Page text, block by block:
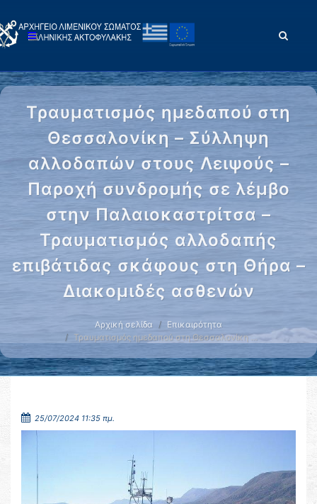
Τραυματισμός ημεδαπού στη
Θεσσαλονίκη – Σύλληψη
αλλοδαπών στους Λειψούς –
Παροχή συνδρομής σε λέμβο
στην Παλαιοκαστρίτσα –
Τραυματισμός αλλοδαπής
επιβάτιδας σκάφους στη Θήρα –
Διακομιδές ασθενών
Αρχική σελίδα
Επικαιρότητα
Τραυματισμός ημεδαπού στη Θεσσαλονίκη …
25/07/2024 11:35 πμ.